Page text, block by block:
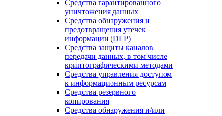
Средства гарантированного
уничтожения данных
Средства обнаружения и
предотвращения утечек
информации (DLP)
Средства защиты каналов
передачи данных, в том числе
криптографическими методами
Средства управления доступом
к информационным ресурсам
Средства резервного
копирования
Средства обнаружения и/или